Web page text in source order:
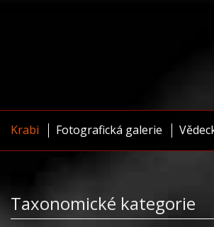
Krabi Fotografická galerie
Taxonomické kategorie